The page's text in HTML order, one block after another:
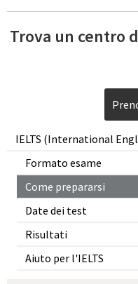
IELTS (International
Formato esame
Come prepararsi
Date dei test
Risultati
Aiuto per l'IELTS
Trova un centro